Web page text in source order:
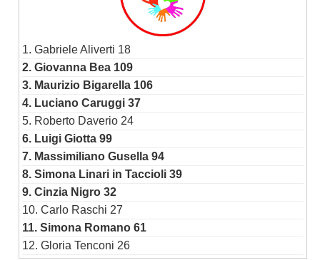
1. Gabriele Aliverti 18
2. Giovanna Bea 109
3. Maurizio Bigarella 106
4. Luciano Caruggi 37
5. Roberto Daverio 24
6. Luigi Giotta 99
7. Massimiliano Gusella 94
8. Simona Linari in Taccioli 39
9. Cinzia Nigro 32
10. Carlo Raschi 27
11. Simona Romano 61
12. Gloria Tenconi 26